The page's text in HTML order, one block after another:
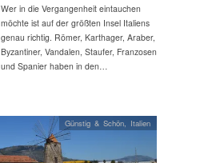
Wer in die Vergangenheit eintauchen
möchte ist auf der größten Insel Italiens
genau richtig. Römer, Karthager, Araber,
Byzantiner, Vandalen, Staufer, Franzosen
und Spanier haben in den…
Günstig & Schön Italien